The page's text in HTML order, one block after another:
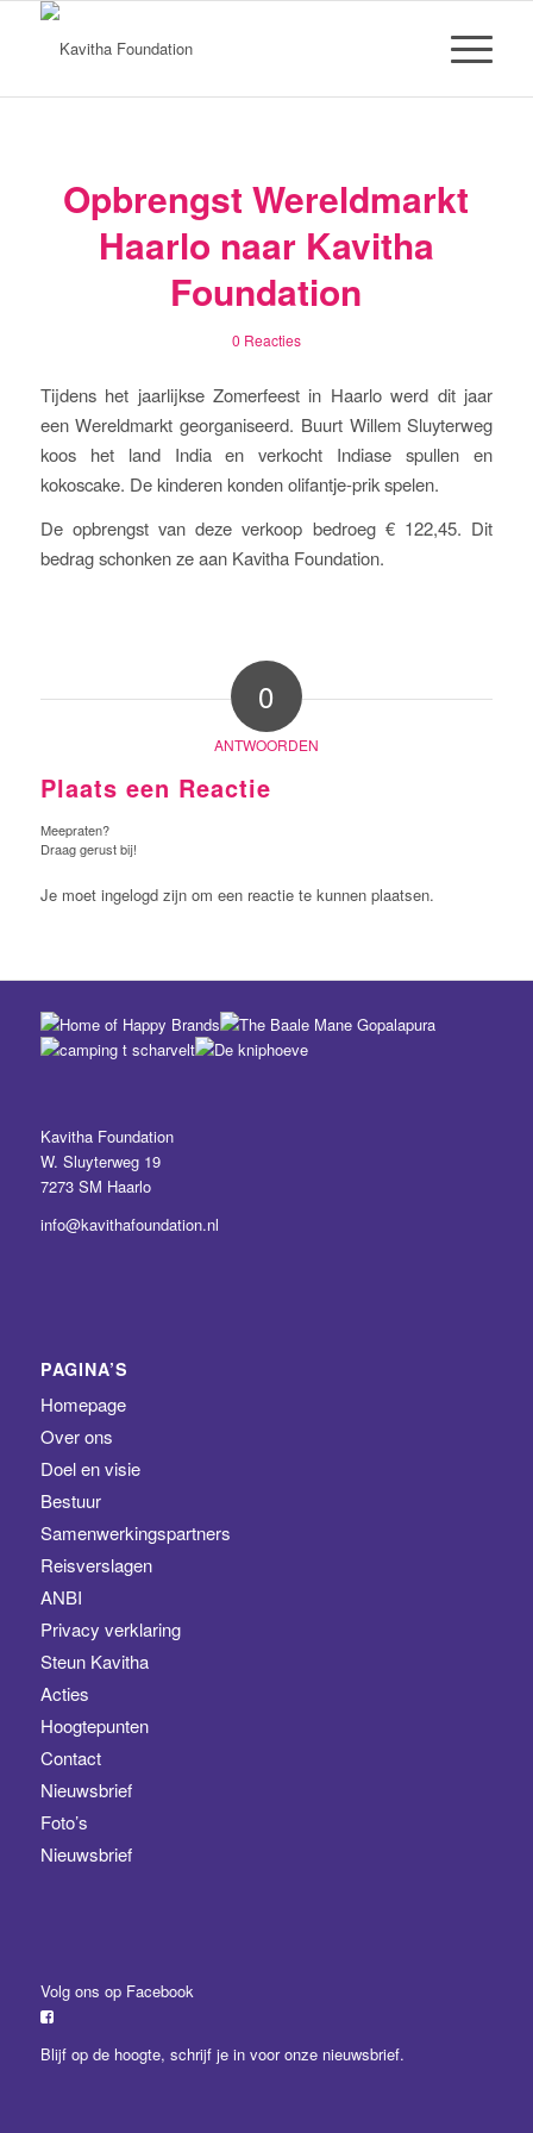
Opbrengst Wereldmarkt
Haarlo naar Kavitha
Foundation
0 Reacties
Tijdens het jaarlijkse Zomerfeest in Haarlo werd dit jaar
een Wereldmarkt georganiseerd. Buurt Willem Sluyterweg
koos het land India en verkocht Indiase spullen en
kokoscake. De kinderen konden olifantje-prik spelen.
De opbrengst van deze verkoop bedroeg € 122,45. Dit
bedrag schonken ze aan Kavitha Foundation.
0
ANTWOORDEN
Plaats een Reactie
Meepraten?
Draag gerust bij!
Je moet ingelogd zijn om een reactie te kunnen plaatsen.
Kavitha Foundation
W. Sluyterweg 19
7273 SM Haarlo
info@kavithafoundation.nl
PAGINA’S
Homepage
Over ons
Doel en visie
Bestuur
Samenwerkingspartners
Reisverslagen
ANBI
Privacy verklaring
Steun Kavitha
Acties
Hoogtepunten
Contact
Nieuwsbrief
Foto’s
Nieuwsbrief
Volg ons op Facebook
Blijf op de hoogte, schrijf je invoor onze nieuwsbrief.